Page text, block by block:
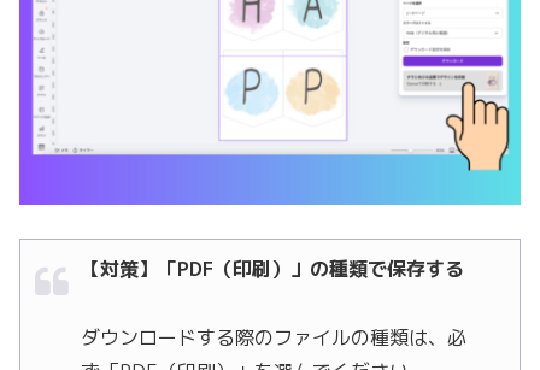
【対策】「PDF（印刷）」の種類で保存する
ダウンロードする際のファイルの種類は、必